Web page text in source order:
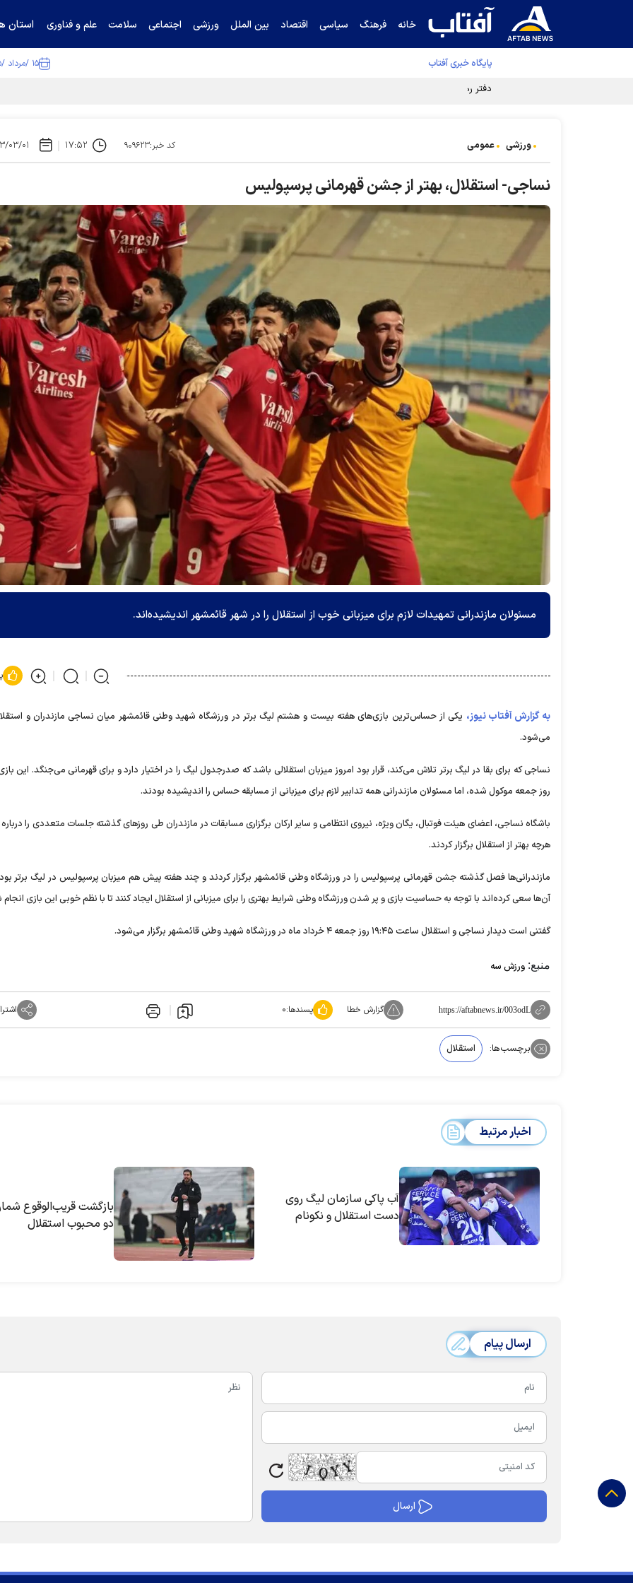
خانه فرهنگ سیاسی اقتصاد بین الملل ورزشی اجتماعی سلامت علم و فناوری استان
پایگاه خبری آفتاب ۱۵ /مرداد /۱۴۰۵
دفتر رهبر انقلاب ادعای خرازی درباره پزشکیان را تکذیب کرد
ورزشی عمومی کد خبر:۹۰۹۶۲۳ ۱۷:۵۲ ۱۴۰۳/
نساجی- استقلال، بهتر از جشن قهرمانی پرسپولیس
مسئولان مازندرانی تمهیدات لازم برای میزبانی خوب از استقلال را در شهر قائمشهر اندیشیده‌اند.
به گزارش آفتاب نیوز، یکی از حساس‌ترین بازی‌های هفته بیست و هشتم لیگ برتر در ورزشگاه شهید وطنی قائمشهر میان نساجی مازندران و
می‌شود.
نساجی که برای بقا در لیگ برتر تلاش می‌کند، قرار بود امروز میزبان استقلالی باشد که صدرجدول لیگ را در اختیار دارد و برای قهرمانی می‌جنگد. این
روز جمعه موکول شده، اما مسئولان مازندرانی همه تدابیر لازم برای میزبانی از مسابقه حساس را اندیشیده بودند.
باشگاه نساجی، اعضای هیئت فوتبال، یگان ویژه، نیروی انتظامی و سایر ارکان برگزاری مسابقات در مازندران طی روز‌های گذشته جلسات متعددی را درباره
هرچه بهتر از استقلال برگزار کردند.
مازندرانی‌ها فصل گذشته جشن قهرمانی پرسپولیس را در ورزشگاه وطنی قائمشهر برگزار کردند و چند هفته پیش هم میزبان پرسپولیس در لیگ برتر
آن‌ها سعی کرده‌اند با توجه به حساسیت بازی و پر شدن ورزشگاه وطنی شرایط بهتری را برای میزبانی از استقلال ایجاد کنند تا با نظم خوبی این بازی
گفتنی است دیدار نساجی و استقلال ساعت ۱۹:۴۵ روز جمعه ۴ خرداد ماه در ورزشگاه شهید وطنی قائمشهر برگزار می‌شود.
منبع: ورزش سه
https://aftabnews.ir/003odL گزارش خطا پسندها:۰
برچسب‌ها: استقلال
اخبار مرتبط
آب پاکی سازمان لیگ روی
دست استقلال و نکونام
بازگشت قریب‌الوقوع
دو محبوب استقلال
ارسال پیام